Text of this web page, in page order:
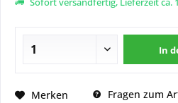
In
Merken Fragen zum